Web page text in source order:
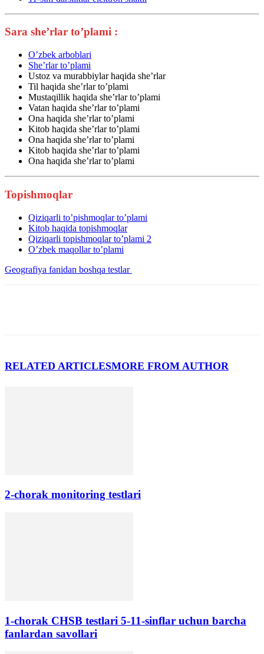
Sara she’rlar to’plami :
O’zbek arboblari
She’rlar to’plami
Ustoz va murabbiylar haqida she’rlar
Til haqida she’rlar to’plami
Mustaqillik haqida she’rlar to’plami
Vatan haqida she’rlar to’plami
Ona haqida she’rlar to’plami
Kitob haqida she’rlar to’plami
Ona haqida she’rlar to’plami
Kitob haqida she’rlar to’plami
Ona haqida she’rlar to’plami
Topishmoqlar
Qiziqarli to’pishmoqlar to’plami
Kitob haqida topishmoqlar
Qiziqarli topishmoqlar to’plami 2
O’zbek maqollar to’plami
Geografiya fanidan boshqa testlar
RELATED ARTICLESMORE FROM AUTHOR
2-chorak monitoring testlari
1-chorak CHSB testlari 5-11-sinflar uchun barcha
fanlardan savollari